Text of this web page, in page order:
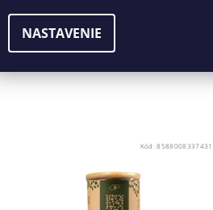
Kód:8588008337431
NASTAVENIE